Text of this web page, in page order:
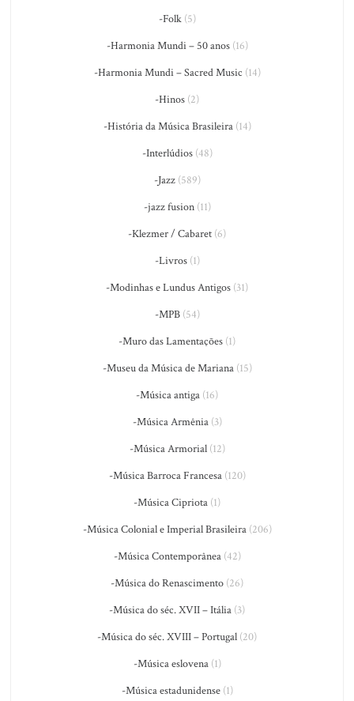
-Folk(5)
-Harmonia Mundi – 50 anos(16)
-Harmonia Mundi – Sacred Music (14)
-Hinos (2)
-História da Música Brasileira(14)
-Interlúdios(48)
-Jazz(589)
-jazz fusion(11)
-Klezmer / Cabaret (6)
-Livros(1)
-Modinhas e Lundus Antigos (31)
-MPB(54)
-Muro das Lamentações (1)
-Museu da Música de Mariana(15)
-Música antiga (16)
-Música Armênia(3)
-Música Armorial(12)
-Música Barroca Francesa(120)
-Música Cipriota (1)
-Música Colonial e Imperial Brasileira(206)
-Música Contemporânea(42)
-Música do Renascimento (26)
-Música do séc. XVII – Itália (3)
-Música do séc. XVIII – Portugal (20)
-Música eslovena(1)
-Música estadunidense(1)